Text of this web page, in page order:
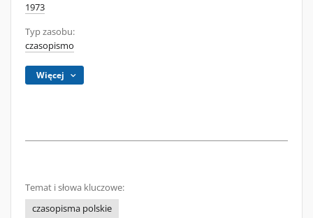
1973
Typ zasobu:
czasopismo
Więcej
Temat i słowa kluczowe:
czasopisma polskie